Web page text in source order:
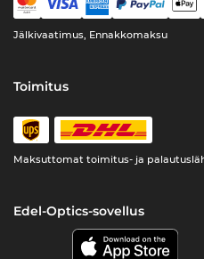
Jälkivaatimus, Ennakkomaksu
Toimitus
Maksuttomat toimitus- ja
Edel-Optics-sovellus